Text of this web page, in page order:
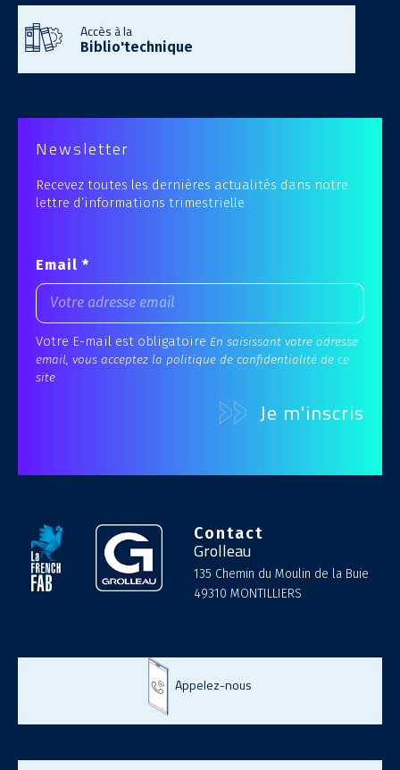
Accès à la
Biblio'technique
Newsletter
Recevez toutes les dernières actualités dans notre
lettre d’informations trimestrielle
Email *
Votre E-mail est obligatoire En saisissant votre adresse
email, vous acceptez la politique de confidentialité de ce
site
Contact
Grolleau
135 Chemin du Moulin de la Buie
49310 MONTILLIERS
Appelez-nous